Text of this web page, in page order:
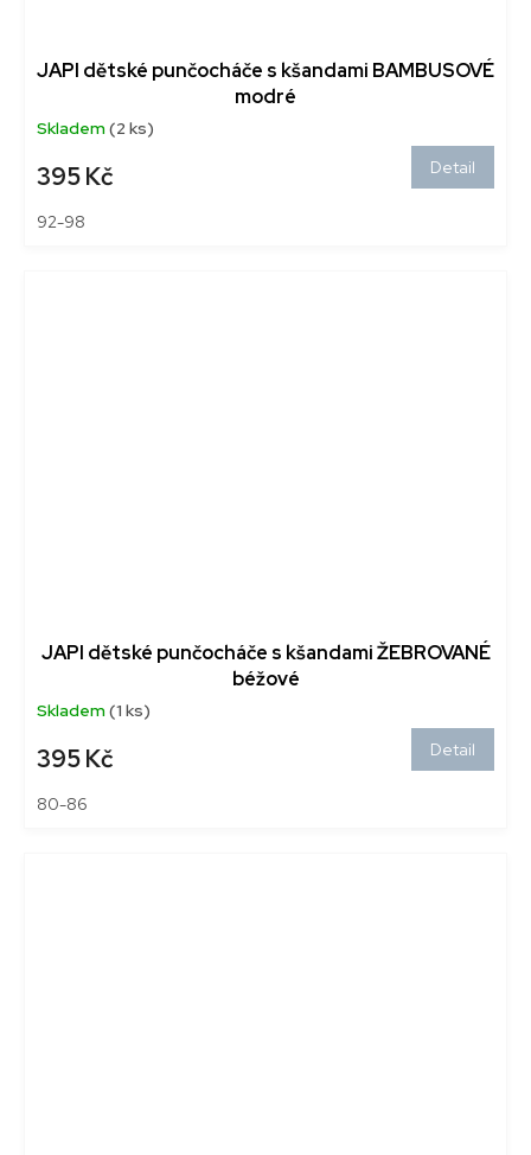
JAPI dětské punčocháče s kšandami BAMBUSOVÉ
modré
Skladem(2 ks)
395 Kč Detail
92-98
JAPI dětské punčocháče s kšandami ŽEBROVANÉ
béžové
Skladem(1 ks)
395 Kč Detail
80-86